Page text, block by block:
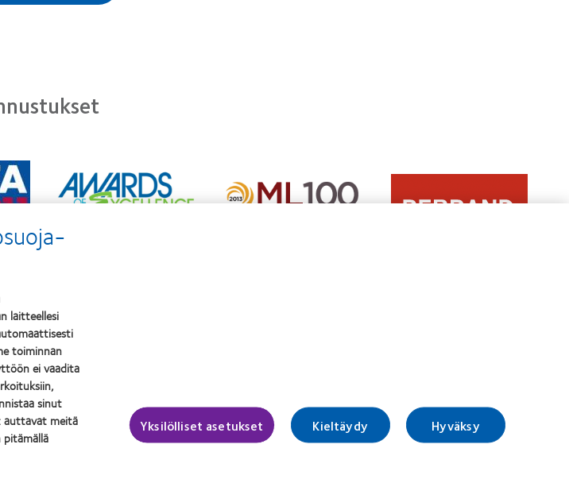
Learn
more
about
2011
Learn
more
Learn
more
about
Legal
Ehdot
Evästeilmoitus
Kommenttipolitiikka
Yksityisyydensuojapolitiikka
laitteellesi
toiminnan
ei vaadita
sinut
auttavat meitä
Yksilölliset asetukset Kieltäydy Hyväksy